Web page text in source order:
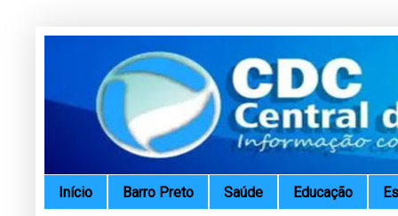
Início Barro Preto Saúde Educação